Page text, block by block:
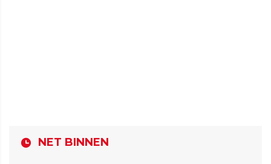
NET BINNEN